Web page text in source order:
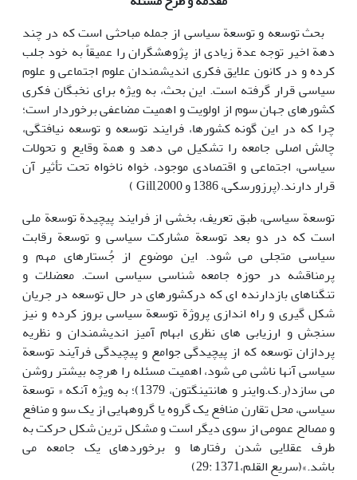
بحث توسعه و توسعة سیاسی از جمله مباحثی است که در چند
دهة اخیر توجه عدة زیادی از پژوهشگران را عمیقاً به خود جلب
کرده و در کانون علایق فکری اندیشمندان علوم اجتماعی و علوم
سیاسی قرار گرفته است. این بحث، به ویژه برای نخبگان فکری
کشورهای جهان سوم از اولویت و اهمیت مضاعفی برخوردار است؛
چرا که در این گونه کشورها، فرایند توسعه و توسعه نیافتگی،
چالش اصلی جامعه را تشکیل می دهد و همة وقایع و تحولات
سیاسی، اجتماعی و اقتصادی موجود، خواه ناخواه تحت تأثیر آن
قرار دارند.(پرزورسکی، 1386 و Gill,2000 )
توسعة سیاسی، طبق تعریف، بخشی از فرایند پیچیدة توسعة ملی
است که در دو بعد توسعة مشارکت سیاسی و توسعة رقابت
سیاسی متجلی می شود. این موضوع از جُستارهای مهم و
پرمناقشه در حوزه جامعه شناسی سیاسی است. معضلات و
تنگناهای بازدارنده ای که درکشورهای در حال توسعه در جریان
شکل گیری و راه اندازی پروژة توسعة سیاسی بروز کرده و نیز
سنجش و ارزیابی های نظری ابهام آمیز اندیشمندان و نظریه
پردازان توسعه که از پیچیدگی جوامع و پیچیدگی فرآیند توسعة
سیاسی آنها ناشی می شود، اهمیت مسئله را هرچه بیشتر روشن
می سازد(ر.ک.واینر و هانتینگتون، 1379)؛ به ویژه آنکه « توسعة
سیاسی، محل تقارن منافع یک گروه یا گروههایی از یک سو و منافع
و مصالح عمومی از سوی دیگر است و مشکل ترین شکل حرکت به
طرف عقلایی شدن رفتارها و برخوردهای یک جامعه می
باشد.»(سریع القلم،1371 :29)